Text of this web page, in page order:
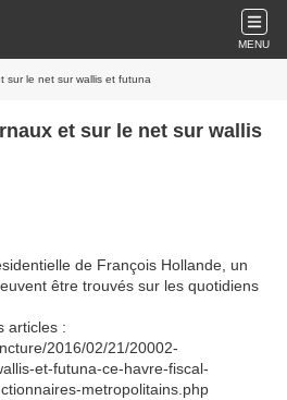
MENU
sur le net sur wallis et futuna
et sur le net sur wallis
de François Hollande, un
être trouvés sur les quotidiens
articles :
2016/02/21/20002-
et-futuna-ce-havre-fiscal-
metropolitains.php